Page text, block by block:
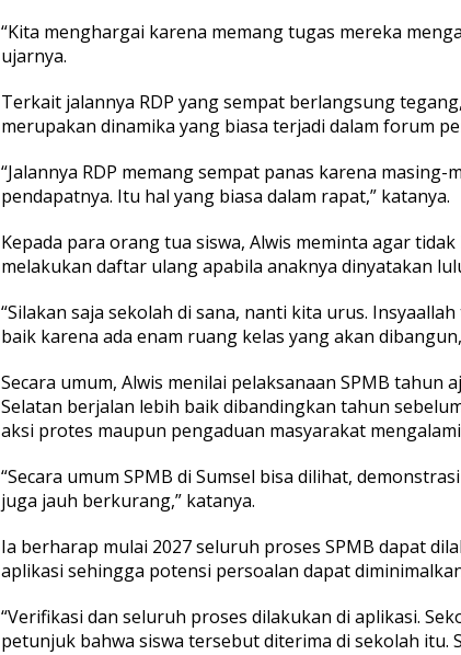
“Kita menghargai karena memang tugas mereka
ujarnya.
Terkait jalannya RDP yang sempat berlangsung
merupakan dinamika yang biasa terjadi dalam forum
“Jalannya RDP memang sempat panas karena
pendapatnya. Itu hal yang biasa dalam rapat,” katanya.
Kepada para orang tua siswa, Alwis meminta agar
melakukan daftar ulang apabila anaknya dinyatakan
“Silakan saja sekolah di sana, nanti kita urus.
baik karena ada enam ruang kelas yang akan
Secara umum, Alwis menilai pelaksanaan SPMB tahun
Selatan berjalan lebih baik dibandingkan tahun
aksi protes maupun pengaduan masyarakat
“Secara umum SPMB di Sumsel bisa dilihat,
juga jauh berkurang,” katanya.
Ia berharap mulai 2027 seluruh proses SPMB dapat
aplikasi sehingga potensi persoalan dapat
“Verifikasi dan seluruh proses dilakukan di aplikasi.
petunjuk bahwa siswa tersebut diterima di sekolah itu.